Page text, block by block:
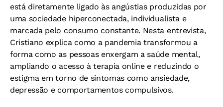
está diretamente ligado às angústias produzidas por
uma sociedade hiperconectada, individualista e
marcada pelo consumo constante. Nesta entrevista,
Cristiano explica como a pandemia transformou a
forma como as pessoas enxergam a saúde mental,
ampliando o acesso à terapia online e reduzindo o
estigma em torno de sintomas como ansiedade,
depressão e comportamentos compulsivos.